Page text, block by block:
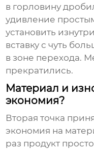
в горловину
удивление
установить
вставку с чуть
в зоне перехода.
прекратились.
Материал и
экономия?
Вторая точка
экономия на
раз продукт